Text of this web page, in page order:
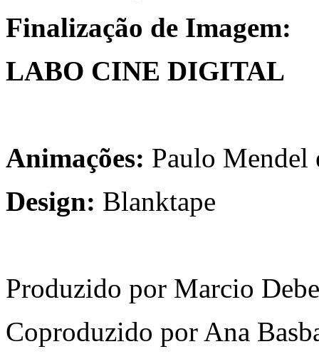
Finalização de Imagem:
LABO CINE DIGITAL
Animações: Paulo
Design: Blanktape
Produzido por Marcio
Coproduzido por Ana